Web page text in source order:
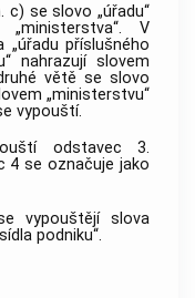
se slovo „úřadu“
„ministerstva“. V
příslušného
nahrazují slovem
větě se slovo
„ministerstvu“
vypouští.
odstavec 3.
4 se označuje jako
vypouštějí slova
podniku“.